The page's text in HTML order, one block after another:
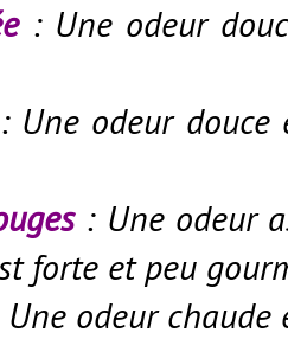
: Une odeur
odeur douce
: Une odeur
forte et peu
odeur chaude